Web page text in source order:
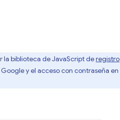
la biblioteca de JavaScript deregistro
y el acceso con contraseña en